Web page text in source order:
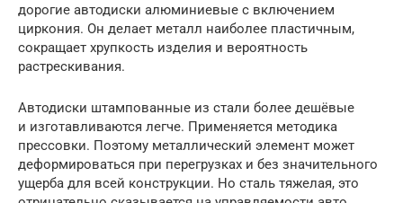
дорогие автодиски алюминиевые с включением
циркония. Он делает металл наиболее пластичным,
сокращает хрупкость изделия и вероятность
растрескивания.
Автодиски штампованные из стали более дешёвые
и изготавливаются легче. Применяется методика
прессовки. Поэтому металлический элемент может
деформироваться при перегрузках и без значительного
ущерба для всей конструкции. Но сталь тяжелая, это